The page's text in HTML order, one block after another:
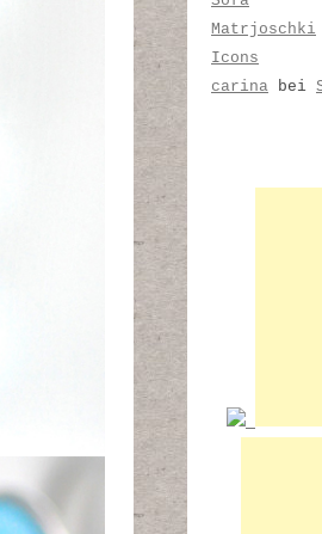
Matrjoschki
Icons
carina bei